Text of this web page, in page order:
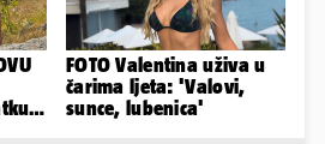
s
FOTO Valentina uživa u
čarima ljeta: 'Valovi,
sunce, lubenica'